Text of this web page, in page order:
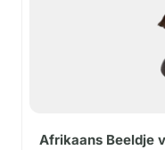
Afrikaans Beeldje